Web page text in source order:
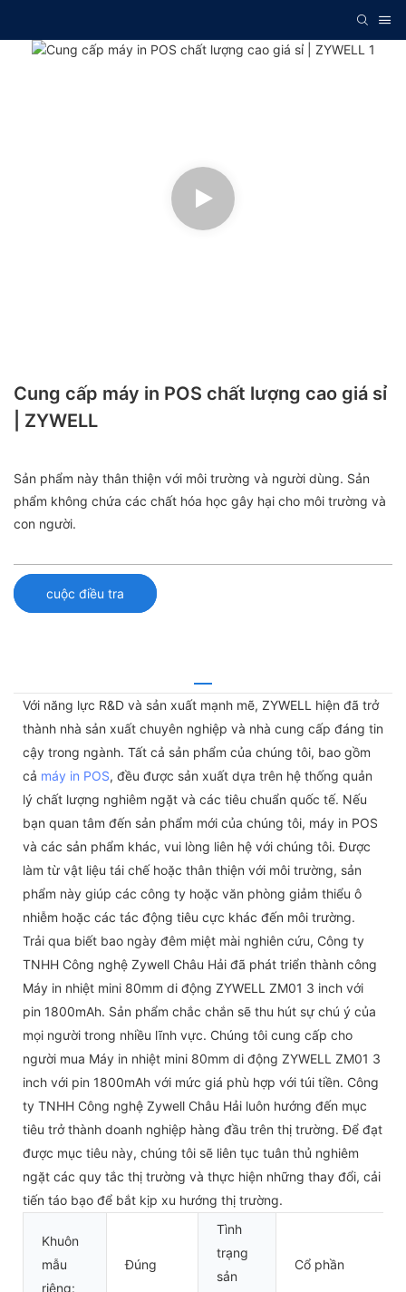
Cung cấp máy in POS chất lượng cao giá sỉ
| ZYWELL
Sản phẩm này thân thiện với môi trường và người dùng. Sản
phẩm không chứa các chất hóa học gây hại cho môi trường và
con người.
cuộc điều tra
Với năng lực R&D và sản xuất mạnh mẽ, ZYWELL hiện đã trở
thành nhà sản xuất chuyên nghiệp và nhà cung cấp đáng tin
cậy trong ngành. Tất cả sản phẩm của chúng tôi, bao gồm
cả máy in POS, đều được sản xuất dựa trên hệ thống quản
lý chất lượng nghiêm ngặt và các tiêu chuẩn quốc tế. Nếu
bạn quan tâm đến sản phẩm mới của chúng tôi, máy in POS
và các sản phẩm khác, vui lòng liên hệ với chúng tôi. Được
làm từ vật liệu tái chế hoặc thân thiện với môi trường, sản
phẩm này giúp các công ty hoặc văn phòng giảm thiểu ô
nhiễm hoặc các tác động tiêu cực khác đến môi trường.
Trải qua biết bao ngày đêm miệt mài nghiên cứu, Công ty
TNHH Công nghệ Zywell Châu Hải đã phát triển thành công
Máy in nhiệt mini 80mm di động ZYWELL ZM01 3 inch với
pin 1800mAh. Sản phẩm chắc chắn sẽ thu hút sự chú ý của
mọi người trong nhiều lĩnh vực. Chúng tôi cung cấp cho
người mua Máy in nhiệt mini 80mm di động ZYWELL ZM01 3
inch với pin 1800mAh với mức giá phù hợp với túi tiền. Công
ty TNHH Công nghệ Zywell Châu Hải luôn hướng đến mục
tiêu trở thành doanh nghiệp hàng đầu trên thị trường. Để đạt
được mục tiêu này, chúng tôi sẽ liên tục tuân thủ nghiêm
ngặt các quy tắc thị trường và thực hiện những thay đổi, cải
tiến táo bạo để bắt kịp xu hướng thị trường.
Khuôn
mẫu
riêng:
Đúng
Tình
trạng
sản
Cổ phần